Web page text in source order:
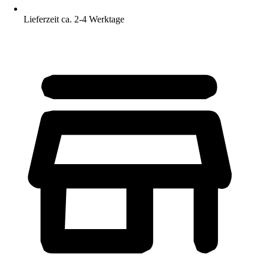
Lieferzeit ca. 2-4 Werktage